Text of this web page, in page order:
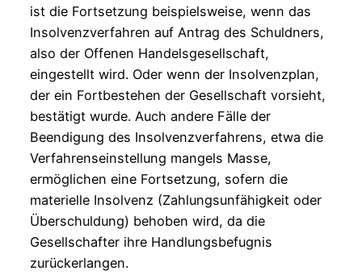
ist die Fortsetzung beispielsweise, wenn das
Insolvenzverfahren auf Antrag des Schuldners,
also der Offenen Handelsgesellschaft,
eingestellt wird. Oder wenn der Insolvenzplan,
der ein Fortbestehen der Gesellschaft vorsieht,
bestätigt wurde. Auch andere Fälle der
Beendigung des Insolvenzverfahrens, etwa die
Verfahrenseinstellung mangels Masse,
ermöglichen eine Fortsetzung, sofern die
materielle Insolvenz (Zahlungsunfähigkeit oder
Überschuldung) behoben wird, da die
Gesellschafter ihre Handlungsbefugnis
zurückerlangen.